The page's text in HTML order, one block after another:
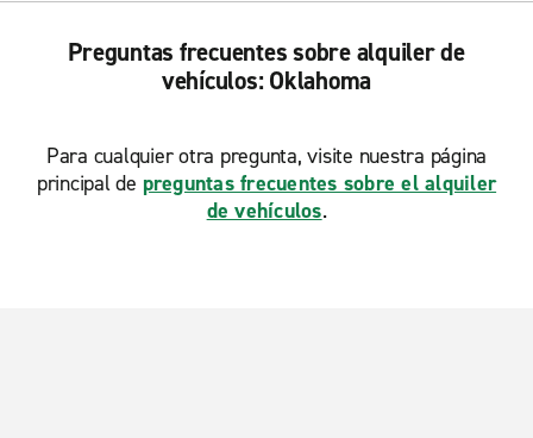
Preguntas frecuentes sobre alquiler de
vehículos: Oklahoma
Para cualquier otra pregunta, visite nuestra página
principal de preguntas frecuentes sobre el alquiler
de vehículos.